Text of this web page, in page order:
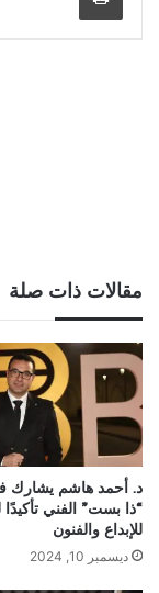
مقالات ذات صلة
د. أحمد هاشم يشارك
“ذا بست” الفني
للإبداع والفنون
ديسمبر 10, 2024